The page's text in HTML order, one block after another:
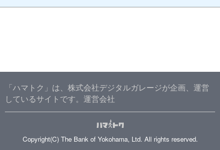
「ハマトク」は、株式会社デジタルガレージが企画、運営
しているサイトです。 運営会社
Copyright(C) The Bank of Yokohama, Ltd. All rights reserved.